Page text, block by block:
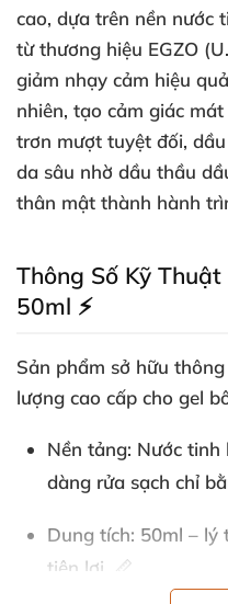
cao, dựa trên nền nước
từ thương hiệu EGZO
giảm nhạy cảm hiệu
nhiên, tạo cảm giác
trơn mượt tuyệt đối,
da sâu nhờ dầu thầu
thân mật thành hành
Thông Số Kỹ
50ml ⚡
Sản phẩm sở hữu
lượng cao cấp cho gel
Nền tảng: Nước tinh
dàng rửa sạch chỉ
Dung tích: 50ml – lý
tiện lợi. 📏